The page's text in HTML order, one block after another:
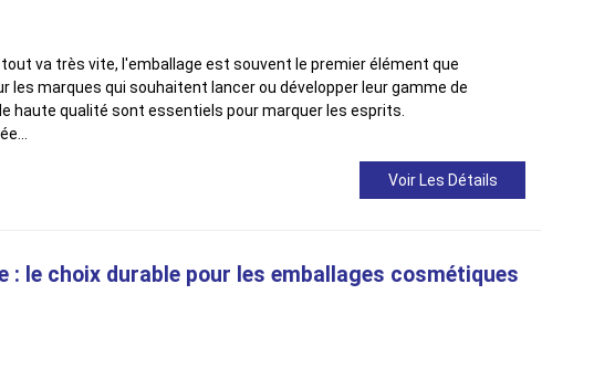
va très vite, l'emballage est souvent le premier élément que
les marques qui souhaitent lancer ou développer leur gamme de
haute qualité sont essentiels pour marquer les esprits.
Voir Les Détails
: le choix durable pour les emballages cosmétiques